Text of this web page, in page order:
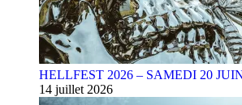
HELLFEST 2026 – SAMEDI 20
14 juillet 2026